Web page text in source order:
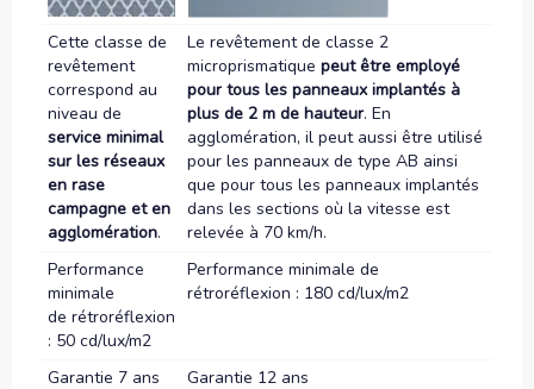
Cette classe de
revêtement
correspond au
niveau de
service minimal
sur les réseaux
en rase
campagne et en
agglomération.
Le revêtement de classe 2
microprismatique peut être employé
pour tous les panneaux implantés à
plus de 2 m de hauteur. En
agglomération, il peut aussi être utilisé
pour les panneaux de type AB ainsi
que pour tous les panneaux implantés
dans les sections où la vitesse est
relevée à 70 km/h.
Performance
minimale
de rétroréflexion
: 50 cd/lux/m2
Performance minimale de
rétroréflexion : 180 cd/lux/m2
Garantie 7 ans Garantie 12 ans